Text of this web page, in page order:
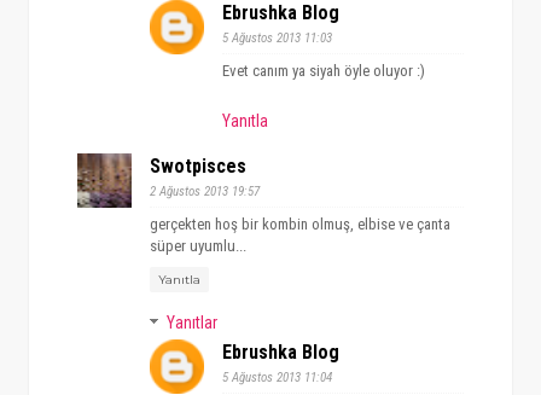
Ebrushka Blog
5 Ağustos 2013 11:03
Evet canım ya siyah öyle oluyor :)
Yanıtla
Swotpisces
2 Ağustos 2013 19:57
gerçekten hoş bir kombin olmuş, elbise ve çanta
süper uyumlu...
Yanıtla
Yanıtlar
Ebrushka Blog
5 Ağustos 2013 11:04